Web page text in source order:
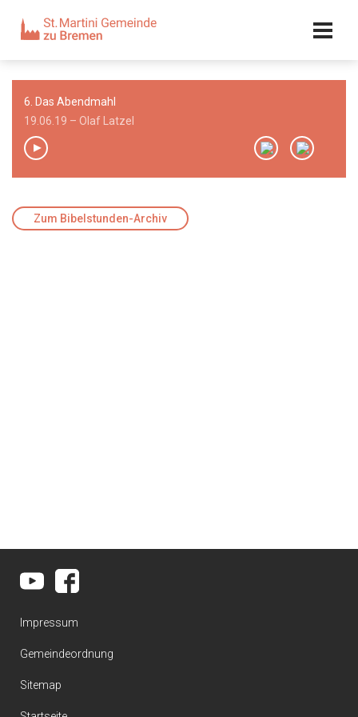
Kalender
Kontakt
Adresse
Team
6. Das Abendmahl
19.06.19 – Olaf Latzel
Zum Bibelstunden-Archiv
Impressum
Gemeindeordnung
Sitemap